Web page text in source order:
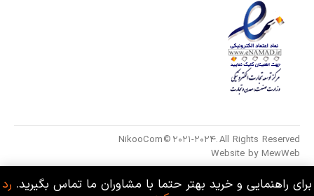
برای راهنمایی و خرید بهتر حتما با مشاوران ما تماس بگیرید. رد
NikooCom © 2021-2024. All Rights Reserved
Website by MewWeb